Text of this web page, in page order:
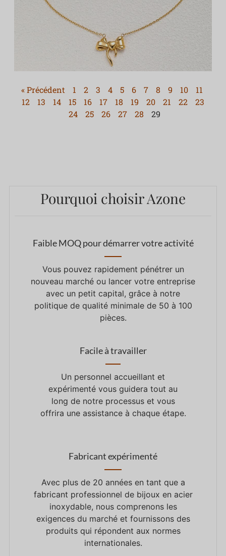
« Précédent 1 2 3 4 5 6 7 8 9 10
11
12
13 14 15 16 17 18 19 20 21 22
23
24
25 26 27 28 29
Pourquoi choisir Azone
Faible MOQ pour démarrer votre activité
Vous pouvez rapidement pénétrer un
nouveau marché ou lancer votre entreprise
avec un petit capital, grâce à notre
politique de qualité minimale de 50 à 100
pièces.
Facile à travailler
Un personnel accueillant et
expérimenté vous guidera tout au
long de notre processus et vous
offrira une assistance à chaque étape.
Fabricant expérimenté
Avec plus de 20 années en tant que a
fabricant professionnel de bijoux en acier
inoxydable, nous comprenons les
exigences du marché et fournissons des
produits qui répondent aux normes
internationales.